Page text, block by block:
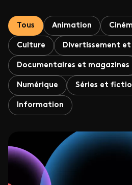
Tous Animation
Culture Divertissement et
Documentaires et magazines
Numérique Séries et
Information